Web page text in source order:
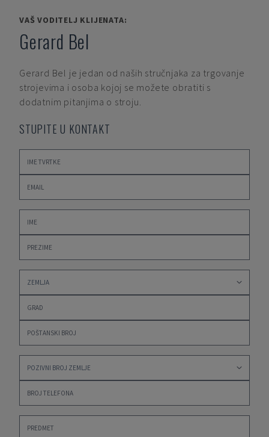
VAŠ VODITELJ KLIJENATA:
Gerard Bel
Gerard Bel je jedan od naših stručnjaka za trgovanje
strojevima i osoba kojoj se možete obratiti s
dodatnim pitanjima o stroju.
STUPITE U KONTAKT